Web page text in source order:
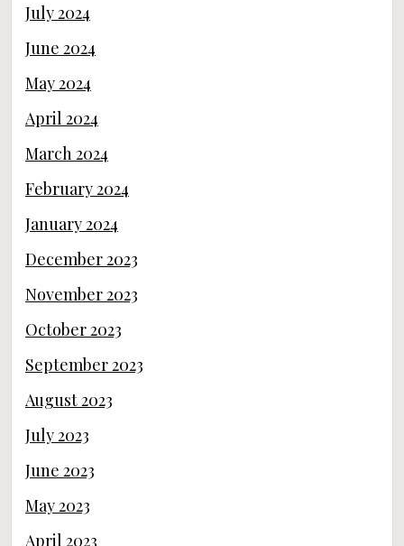
July 2024
June 2024
May 2024
April 2024
March 2024
February 2024
January 2024
December 2023
November 2023
October 2023
September 2023
August 2023
July 2023
June 2023
May 2023
April 2023